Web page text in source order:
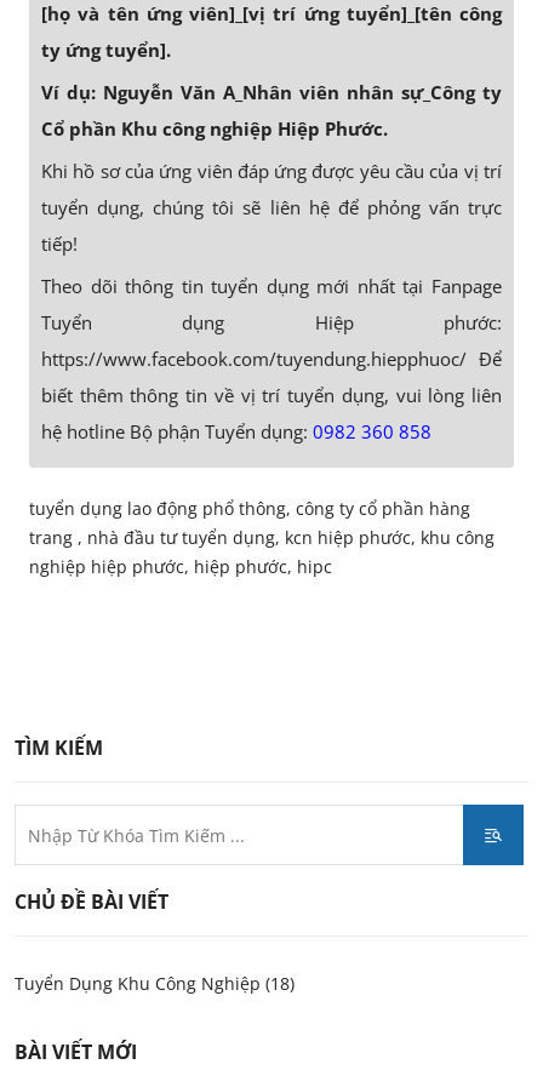
TÌM KIẾM
CHỦ ĐỀ BÀI VIẾT
Tuyển Dụng Khu Công Nghiệp (18)
BÀI VIẾT MỚI
[họ và tên ứng viên]_[vị trí ứng tuyển]_[tên công
ty ứng tuyển].
Ví dụ: Nguyễn Văn A_Nhân viên nhân sự_Công ty
Cổ phần Khu công nghiệp Hiệp Phước.
Khi hồ sơ của ứng viên đáp ứng được yêu cầu của vị trí
tuyển dụng, chúng tôi sẽ liên hệ để phỏng vấn trực
tiếp!
Theo dõi thông tin tuyển dụng mới nhất tại Fanpage
Tuyển dụng Hiệp phước:
https://www.facebook.com/tuyendung.hiepphuoc/ Để
biết thêm thông tin về vị trí tuyển dụng, vui lòng liên
hệ hotline Bộ phận Tuyển dụng: 0982 360 858
tuyển dụng lao động phổ thông, công ty cổ phần hàng
trang , nhà đầu tư tuyển dụng, kcn hiệp phước, khu công
nghiệp hiệp phước, hiệp phước, hipc